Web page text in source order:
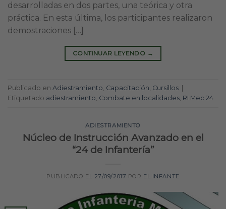
desarrolladas en dos partes, una teórica y otra
práctica. En esta última, los participantes realizaron
demostraciones […]
CONTINUAR LEYENDO →
Publicado en Adiestramiento Capacitación Cursillos |
Etiquetado adiestramiento Combate en localidades RI Mec 24
ADIESTRAMIENTO
Núcleo de Instrucción Avanzado en el
“24 de Infantería”
PUBLICADO EL 27/09/2017 POR EL INFANTE